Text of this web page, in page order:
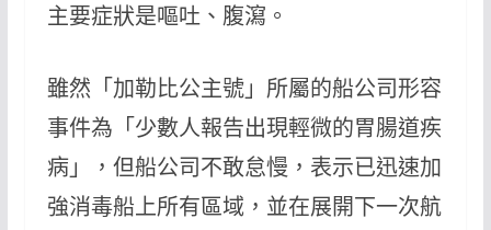
主要症狀是嘔吐、腹瀉。
雖然「加勒比公主號」所屬的船公司形容
事件為「少數人報告出現輕微的胃腸道疾
病」，但船公司不敢怠慢，表示已迅速加
強消毒船上所有區域，並在展開下一次航